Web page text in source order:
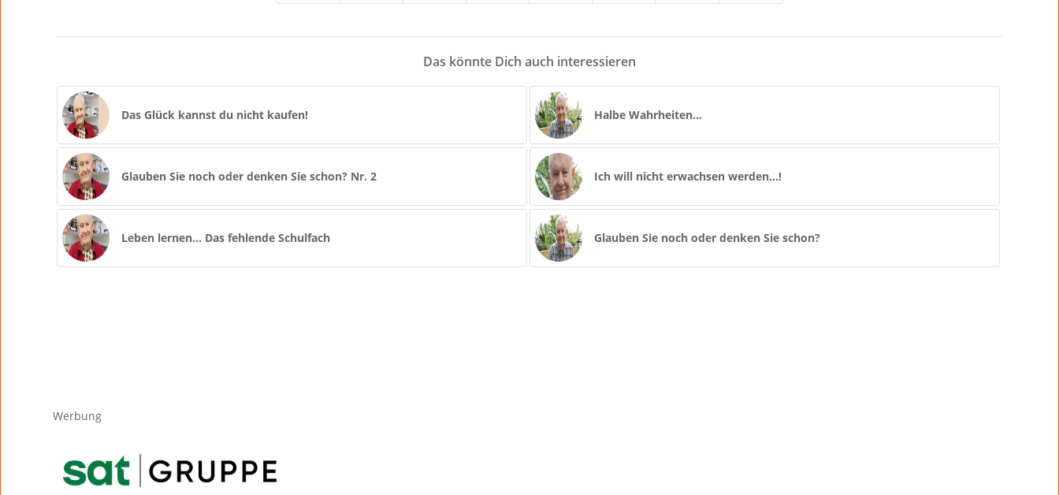
Das könnte Dich auch interessieren
Das Glück kannst du nicht kaufen! Halbe Wahrheiten…
Glauben Sie noch oder denken Sie schon? Nr. 2 Ich will nicht erwachsen werden…!
Leben lernen… Das fehlende Schulfach Glauben Sie noch oder denken Sie schon?
Werbung